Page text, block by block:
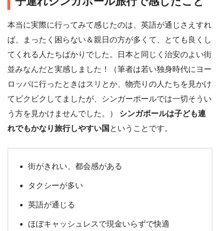
本当に実際に行ってみて感じたのは、英語が通じさえすれ
ば、まったく困らない＆親日の方が多くて、とても良くし
てくれる人たちばかりでした。日本と同じく治安のよい街
並みなんだと実感しました！（筆者は若い独身時代にヨー
ロッパに行ったときはスリとか、物売りの人たちを見かけ
てビクビクしてましたが、シンガーポールでは一切そうい
う方を見かけませんでした。） シンガポールは子ども連
れでもかなり旅行しやすい国 ということです。
街がきれい、都会感がある
タクシーが多い
英語が通じる
ほぼキャッシュレスで現金いらずで快適